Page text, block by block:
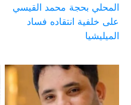
المحلي بحجة محمد القيسي
على خلفية انتقاده فساد
الميليشيا